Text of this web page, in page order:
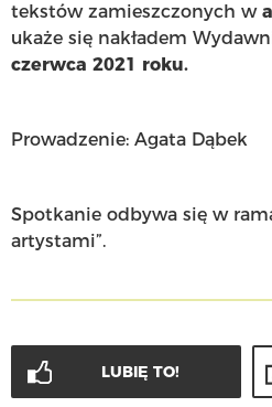
tekstów zamieszczonych w
ukaże się nakładem
czerwca 2021 roku.
Prowadzenie: Agata Dąbek
Spotkanie odbywa się w
artystami”.
LUBIĘ TO!